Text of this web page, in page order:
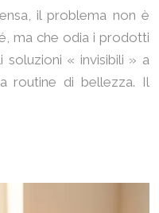
il problema non è
ma che odia i prodotti
soluzioni « invisibili » a
routine di bellezza. Il